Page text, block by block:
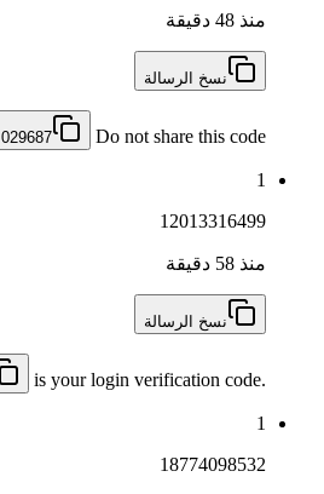
منذ 48 دقيقة
نسخ الرسالة
029687 Do not share this code
1
12013316499
منذ 58 دقيقة
نسخ الرسالة
is your login verification code.
1
18774098532